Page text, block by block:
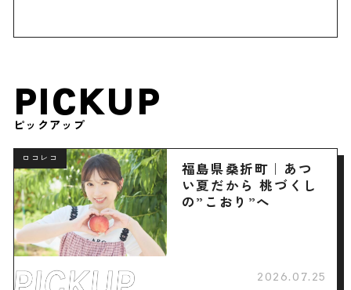
PICKUP
ピックアップ
ロコレコ
福島県桑折町｜あつ
い夏だから 桃づくし
の”こおり”へ
2026.07.25